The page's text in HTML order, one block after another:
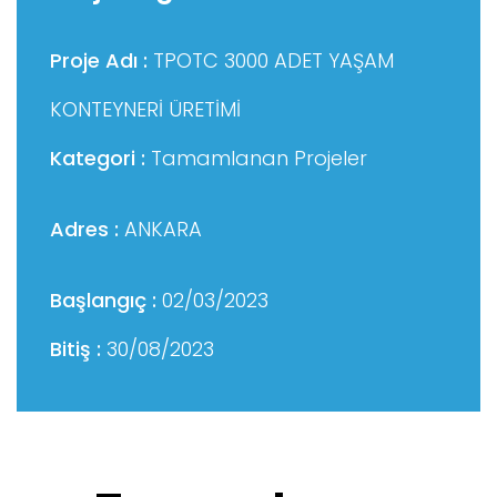
Proje Adı : TPOTC 3000 ADET YAŞAM
KONTEYNERİ ÜRETİMİ
Kategori : Tamamlanan Projeler
Adres : ANKARA
Başlangıç : 02/03/2023
Bitiş : 30/08/2023